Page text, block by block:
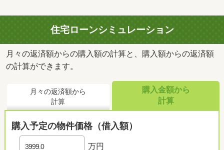
住宅ローンシミュレーション
月々の返済額からの購入額の計算と、購入額からの返済額
の計算ができます。
月々の返済額から
計算
購入金額から
計算
購入予定の物件価格（借入額）
万円